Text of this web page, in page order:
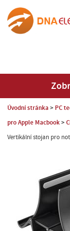
Úvodní stránka PC
pro Apple Macbook
Vertikální stojan pro